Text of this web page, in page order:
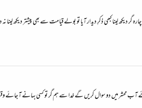
دیکھ لینا کبھی ذکرِ دیدار آیا تو بولے قیامت سے بھی پیشتر دیکھ
محشر میں دو سوال کریں گے خدا سے ہم گر تو کسی بہانے آ